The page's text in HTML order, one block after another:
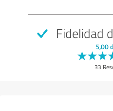
Fidelidad
5,00
33